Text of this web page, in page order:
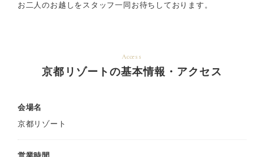
お二人のお越しをスタッフ一同お待ちしております。
Access
京都リゾートの基本情報・アクセス
会場名
京都リゾート